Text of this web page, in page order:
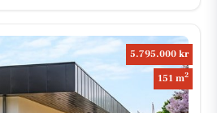
5.795.000 kr
151 m2